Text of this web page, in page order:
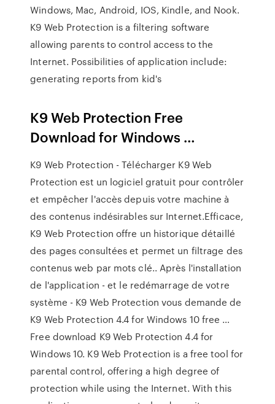
Windows, Mac, Android, IOS, Kindle, and Nook.
K9 Web Protection is a filtering software
allowing parents to control access to the
Internet. Possibilities of application include:
generating reports from kid's
K9 Web Protection Free
Download for Windows …
K9 Web Protection - Télécharger K9 Web
Protection est un logiciel gratuit pour contrôler
et empêcher l'accès depuis votre machine à
des contenus indésirables sur Internet.Efficace,
K9 Web Protection offre un historique détaillé
des pages consultées et permet un filtrage des
contenus web par mots clé.. Après l'installation
de l'application - et le redémarrage de votre
système - K9 Web Protection vous demande de
K9 Web Protection 4.4 for Windows 10 free …
Free download K9 Web Protection 4.4 for
Windows 10. K9 Web Protection is a free tool for
parental control, offering a high degree of
protection while using the Internet. With this